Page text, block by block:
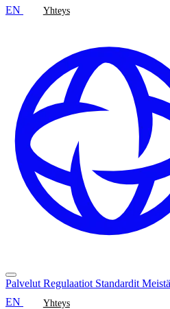
EN
Yhteys
Palvelut Regulaatiot Standardit Meistä
EN
Yhteys